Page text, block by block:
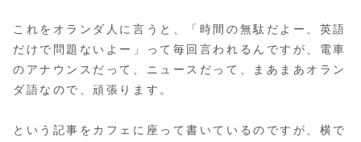
これをオランダ人に言うと、「時間の無駄だよー、英語
だけで問題ないよー」って毎回言われるんですが、電車
のアナウンスだって、ニュースだって、まあまあオラン
ダ語なので、頑張ります。
という記事をカフェに座って書いているのですが、横で